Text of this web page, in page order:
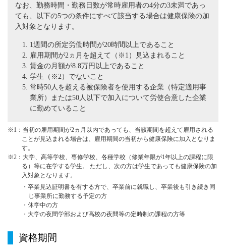
なお、勤務時間・勤務日数が常時雇用者の4分の3未満であっ
ても、以下の5つの条件にすべて該当する場合は健康保険の加
入対象となります。
1週間の所定労働時間が20時間以上であること
雇用期間が2ヵ月を超えて（※1）見込まれること
賃金の月額が8.8万円以上であること
学生（※2）でないこと
常時50人を超える被保険者を使用する企業（特定適用事
業所）または50人以下で加入について労使合意した企業
に勤めていること
※1：当初の雇用期間が2ヵ月以内であっても、当該期間を超えて雇用される
ことが見込まれる場合は、雇用期間の当初から健康保険に加入となりま
す。
※2：大学、高等学校、専修学校、各種学校（修業年限が1年以上の課程に限
る）等に在学する学生。 ただし、次の方は学生であっても健康保険の加
入対象となります。
・卒業見込証明書を有する方で、卒業前に就職し、卒業後も引き続き同
じ事業所に勤務する予定の方
・休学中の方
・大学の夜間学部および高校の夜間等の定時制の課程の方等
資格期間